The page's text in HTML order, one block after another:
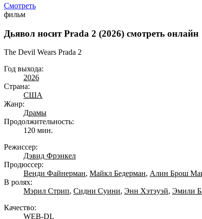
Смотреть
фильм
Дьявол носит Prada 2 (2026) смотреть онлайн
The Devil Wears Prada 2
Год выхода:
2026
Страна:
США
Жанр:
Драмы
Продолжительность:
120 мин.
Режиссер:
Дэвид Фрэнкел
Продюссер:
Венди Файнерман, Майкл Бедерман, Алин Брош
В ролях:
Мэрил Стрип, Сидни Суини, Энн Хэтэуэй, Эмили
Качество:
WEB-DL